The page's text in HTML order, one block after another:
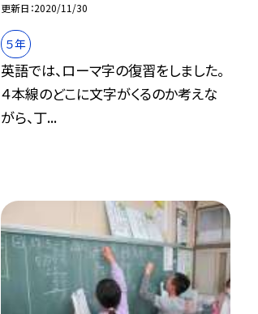
更新日 2020/11/30
５年
英語では、ローマ字の復習をしました。
４本線のどこに文字がくるのか考えな
がら、丁...